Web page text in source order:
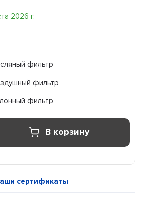
2026 г.
фильтр
фильтр
фильтр
В корзину
сертификаты